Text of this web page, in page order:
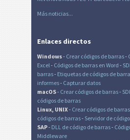
Más noticias...
Enlaces directos
Windows- Crear códigos de barras-
Excel - Códigos de barras en Word -
barras- Etiquetas de códigos de
informes- Capturar datos
macOS- Crear códigos de barras-
códigos de barras
Linux, UNIX- Crear códigos de barras
códigos de barras- Servidor de
SAP- DLL de código de barras-
Middleware